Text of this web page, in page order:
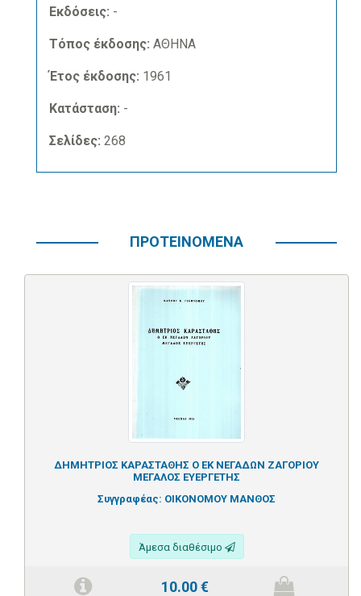
Εκδόσεις: -
Τόπος έκδοσης: ΑΘΗΝΑ
Έτος έκδοσης: 1961
Κατάσταση: -
Σελίδες: 268
ΠΡΟΤΕΙΝΟΜΕΝΑ
ΔΗΜΗΤΡΙΟΣ ΚΑΡΑΣΤΑΘΗΣ Ο ΕΚ ΝΕΓΑΔΩΝ ΖΑΓΟΡΙΟΥ
ΜΕΓΑΛΟΣ ΕΥΕΡΓΕΤΗΣ
Συγγραφέας: ΟΙΚΟΝΟΜΟΥ ΜΑΝΘΟΣ
Άμεσα διαθέσιμο
10.00€